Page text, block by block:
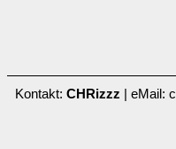
Kontakt: CHRizzz | eMail: